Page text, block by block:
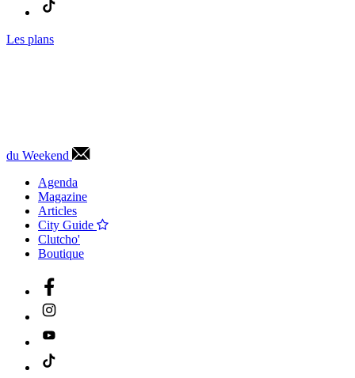
Les plans
du Weekend
Agenda
Magazine
Articles
City Guide
Clutcho'
Boutique